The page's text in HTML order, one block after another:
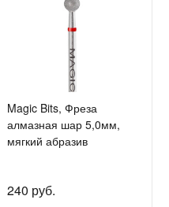
Magic Bits, Фреза
алмазная шар 5,0мм,
мягкий абразив
240 руб.